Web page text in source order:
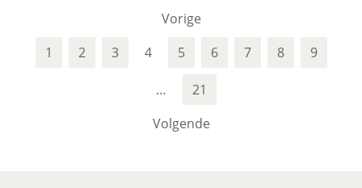
Vorige
1
2 3 4 5 6 7 8 9
…
21
Volgende